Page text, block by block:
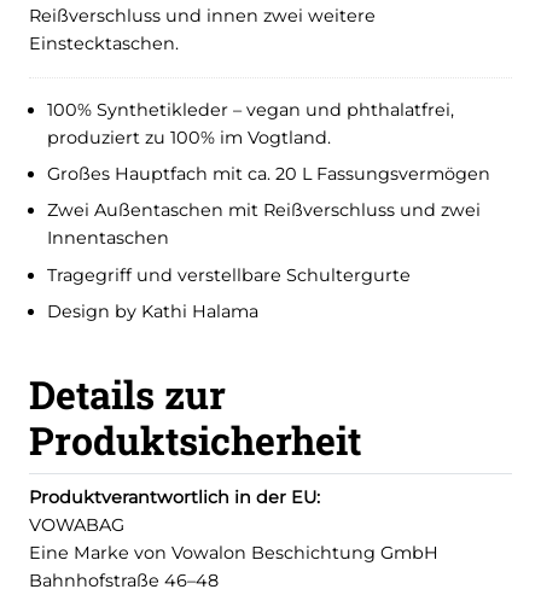
Reißverschluss und innen zwei weitere
Einstecktaschen.
100% Synthetikleder – vegan und phthalatfrei,
produziert zu 100% im Vogtland.
Großes Hauptfach mit ca. 20 L Fassungsvermögen
Zwei Außentaschen mit Reißverschluss und zwei
Innentaschen
Tragegriff und verstellbare Schultergurte
Design by Kathi Halama
Details zur
Produktsicherheit
Produktverantwortlich in der EU:
VOWABAG
Eine Marke von Vowalon Beschichtung GmbH
Bahnhofstraße 46–48